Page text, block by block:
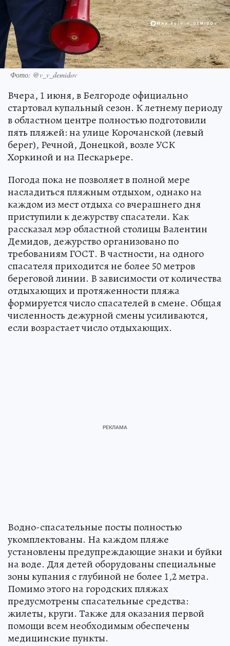
Фото: @v_v_demidov
Вчера, 1 июня, в Белгороде официально
стартовал купальный сезон. К летнему периоду
в областном центре полностью подготовили
пять пляжей: на улице Корочанской (левый
берег), Речной, Донецкой, возле УСК
Хоркиной и на Пескарьере.
Погода пока не позволяет в полной мере
насладиться пляжным отдыхом, однако на
каждом из мест отдыха со вчерашнего дня
приступили к дежурству спасатели. Как
рассказал мэр областной столицы Валентин
Демидов, дежурство организовано по
требованиям ГОСТ. В частности, на одного
спасателя приходится не более 50 метров
береговой линии. В зависимости от количества
отдыхающих и протяженности пляжа
формируется число спасателей в смене. Общая
численность дежурной смены усиливаются,
если возрастает число отдыхающих.
Водно-спасательные посты полностью
укомплектованы. На каждом пляже
установлены предупреждающие знаки и буйки
на воде. Для детей оборудованы специальные
зоны купания с глубиной не более 1,2 метра.
Помимо этого на городских пляжах
предусмотрены спасательные средства:
жилеты, круги. Также для оказания первой
помощи всем необходимым обеспечены
медицинские пункты.